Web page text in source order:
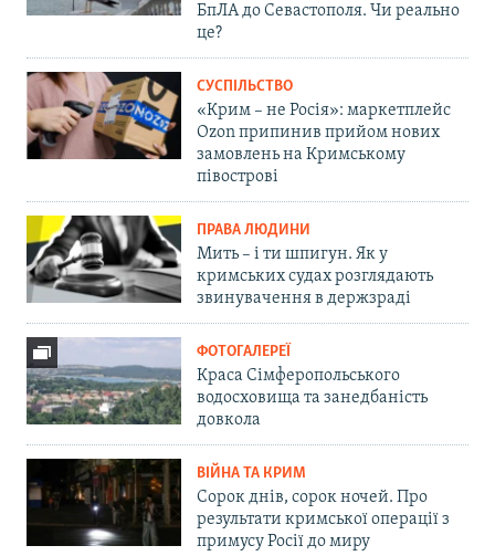
БпЛА до Севастополя. Чи реально
це?
СУСПІЛЬСТВО
«Крим – не Росія»: маркетплейс
Ozon припинив прийом нових
замовлень на Кримському
півострові
ПРАВА ЛЮДИНИ
Мить – і ти шпигун. Як у
кримських судах розглядають
звинувачення в держзраді
ФОТОГАЛЕРЕЇ
Краса Сімферопольського
водосховища та занедбаність
довкола
ВІЙНА ТА КРИМ
Сорок днів, сорок ночей. Про
результати кримської операції з
примусу Росії до миру